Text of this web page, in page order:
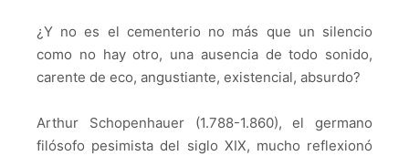
¿Y no es el cementerio no más que un silencio
como no hay otro, una ausencia de todo sonido,
carente de eco, angustiante, existencial, absurdo?
Arthur Schopenhauer (1.788-1.860), el germano
filósofo pesimista del siglo XIX, mucho reflexionó